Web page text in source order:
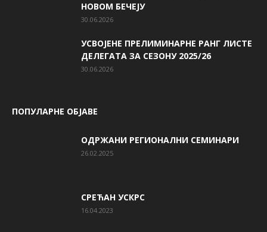
НОВОМ БЕЧЕЈУ
30.06.2026
УСВОЈЕНЕ ПРЕЛИМИНАРНЕ РАНГ ЛИСТЕ
ДЕЛЕГАТА ЗА СЕЗОНУ 2025/26
30.06.2026
ПОПУЛАРНЕ ОБЈАВЕ
ОДРЖАНИ РЕГИОНАЛНИ СЕМИНАРИ
26.02.2025
СРЕЋАН УСКРС
16.04.2023